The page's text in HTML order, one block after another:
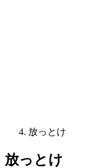
放っとけ
放っとけ